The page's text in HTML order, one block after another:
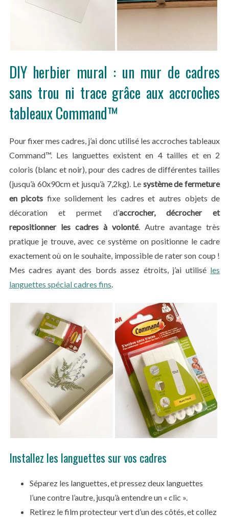
DIY herbier mural : un mur de cadres
sans trou ni trace grâce aux accroches
tableaux Command™
Pour fixer mes cadres, j’ai donc utilisé les accroches tableaux
Command™. Les languettes existent en 4 tailles et en 2
coloris (blanc et noir), pour des cadres de différentes tailles
(jusqu’à 60x90cm et jusqu’à 7,2kg). Le système de fermeture
en picots fixe solidement les cadres et autres objets de
décoration et permet d’accrocher, décrocher et
repositionner les cadres à volonté. Autre avantage très
pratique je trouve, avec ce système on positionne le cadre
exactement où on le souhaite, impossible de rater son coup !
Mes cadres ayant des bords assez étroits, j’ai utilisé les
languettes spécial cadres fins
Installez les languettes sur vos cadres
Séparez les languettes, et pressez deux languettes
l’une contre l’autre, jusqu’à entendre un « clic ».
Retirez le film protecteur vert d’un des côtés, et collez